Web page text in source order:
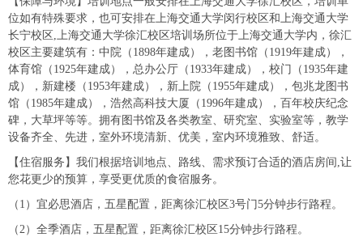
位如有特殊要求，也可安排在上海交通大学闵行校区和上海交通大学
长宁校区,上海交通大学徐汇校区培训场所位于上海交通大学内，徐汇
校区主要建筑有：中院（1898年建成），老图书馆（1919年建成），
体育馆（1925年建成），总办公厅（1933年建成），校门（1935年建
成），新建楼（1953年建成），新上院（1955年建成），包兆龙图书
馆（1985年建成），浩然高科技大厦（1996年建成），百年校庆纪念
碑，大草坪等等。拥有图书馆及各类教室、研究室、实验室等，教学
设备齐全、先进，室外环境清新、优美，室内环境雅致、舒适。
【住宿服务】我们根据培训地点、路线、需求预订合适的酒店房间,让
您花更少的预算，享受更优质的食宿服务。
（1）宜必思酒店，五星配置，距离徐汇校区3号门5分钟步行路程。
（2）全季酒店，五星配置，距离徐汇校区15分钟步行路程。